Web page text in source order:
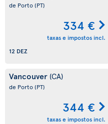
de Porto(PT)
334 €
taxas e impostos incl.
12 DEZ
Vancouver (CA)
de Porto(PT)
344 €
taxas e impostos incl.